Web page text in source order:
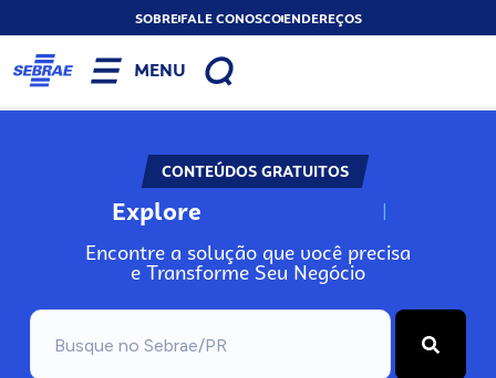
SOBREFALE CONOSCOENDEREÇOS
MENU
CONTEÚDOS GRATUITOS
Explore N
Encontre a solução que você precisa
e Transforme Seu Negócio